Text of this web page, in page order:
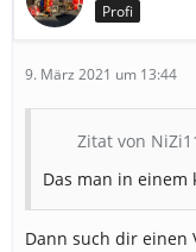
Profi
9. März 2021 um 13:44
Zitat von
Das man in einem
Dann such dir einen